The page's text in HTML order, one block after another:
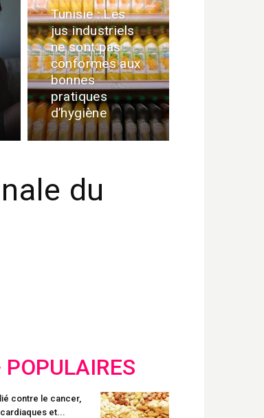
Tunisie : Les
jus industriels
ne sont pas
conformes aux
bonnes
pratiques
d’hygiène
du
POPULAIRES
contre le cancer,
et...